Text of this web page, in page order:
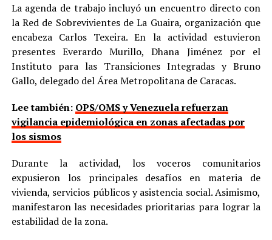
La agenda de trabajo incluyó un encuentro directo con
la Red de Sobrevivientes de La Guaira, organización que
encabeza Carlos Texeira. En la actividad estuvieron
presentes Everardo Murillo, Dhana Jiménez por el
Instituto para las Transiciones Integradas y Bruno
Gallo, delegado del Área Metropolitana de Caracas.
Lee también: OPS/OMS y Venezuela refuerzan
vigilancia epidemiológica en zonas afectadas por
los sismos
Durante la actividad, los voceros comunitarios
expusieron los principales desafíos en materia de
vivienda, servicios públicos y asistencia social. Asimismo,
manifestaron las necesidades prioritarias para lograr la
estabilidad de la zona.